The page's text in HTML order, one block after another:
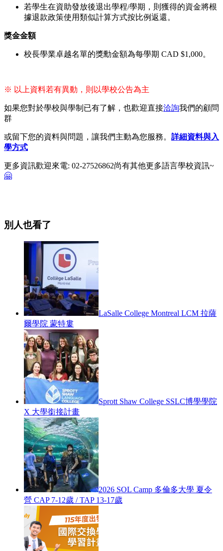
若學生在資助發放後退出學程/學期，則獲得的資金將根
據退款政策使用類似計算方式按比例返還。
獎金金額
校長學業卓越名單的獎勳金額為每學期 CAD $1,000。
※ 以上資料若有異動，則以學校公告為主
如果您對於學校與學制已有了解，也歡迎直接洽詢我們的顧問
群
或留下您的資料與問題，讓我們主動為您服務。 詳細資料與入
學方式
更多資訊歡迎來電: 02-27526862尚有其他更多語言學校資訊~
🤗
別人也看了
LaSalle College Montreal LCM 拉薩
爾學院 蒙特婁
Sprott Shaw College SSLC博學學院
X 大學銜接計畫
2026 SOL Camp 多倫多大學 夏令
營 CAP 7-12歲 / TAP 13-17歲